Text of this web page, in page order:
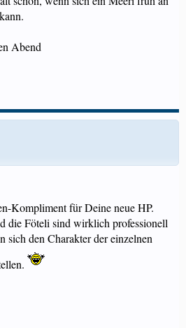
Abend
Kompliment für Deine neue HP.
die Föteli sind wirklich professionell
sich den Charakter der einzelnen